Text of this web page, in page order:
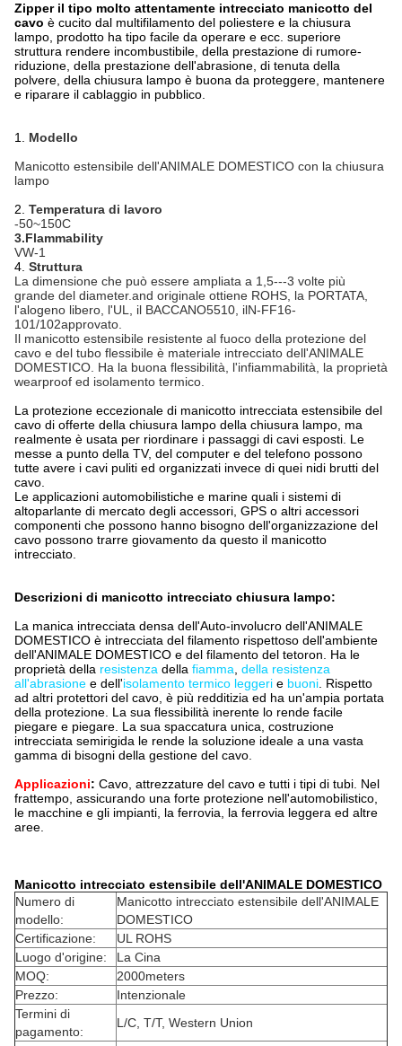
Zipper il tipo molto attentamente intrecciato manicotto del
cavo è cucito dal multifilamento del poliestere e la chiusura
lampo, prodotto ha tipo facile da operare e ecc. superiore
struttura rendere incombustibile, della prestazione di rumore-
riduzione, della prestazione dell'abrasione, di tenuta della
polvere, della chiusura lampo è buona da proteggere, mantenere
e riparare il cablaggio in pubblico.
1. Modello
Manicotto estensibile dell'ANIMALE DOMESTICO con la chiusura
lampo
2. Temperatura di lavoro
-50~150C
3.Flammability
VW-1
4. Struttura
La dimensione che può essere ampliata a 1,5---3 volte più
grande del diameter.and originale ottiene ROHS, la PORTATA,
l'alogeno libero, l'UL, il BACCANO5510, ilN-FF16-
101/102approvato.
Il manicotto estensibile resistente al fuoco della protezione del
cavo e del tubo flessibile è materiale intrecciato dell'ANIMALE
DOMESTICO. Ha la buona flessibilità, l'infiammabilità, la proprietà
wearproof ed isolamento termico.
La protezione eccezionale di manicotto intrecciata estensibile del
cavo di offerte della chiusura lampo della chiusura lampo, ma
realmente è usata per riordinare i passaggi di cavi esposti. Le
messe a punto della TV, del computer e del telefono possono
tutte avere i cavi puliti ed organizzati invece di quei nidi brutti del
cavo.
Le applicazioni automobilistiche e marine quali i sistemi di
altoparlante di mercato degli accessori, GPS o altri accessori
componenti che possono hanno bisogno dell'organizzazione del
cavo possono trarre giovamento da questo il manicotto
intrecciato.
Descrizioni di manicotto intrecciato chiusura lampo:
La manica intrecciata densa dell'Auto-involucro dell'ANIMALE
DOMESTICO è intrecciata del filamento rispettoso dell'ambiente
dell'ANIMALE DOMESTICO e del filamento del tetoron. Ha le
proprietà della resistenza della fiamma della resistenza
all'abrasione e dell'isolamento termico leggeri e buoni . Rispetto
ad altri protettori del cavo, è più redditizia ed ha un'ampia portata
della protezione. La sua flessibilità inerente lo rende facile
piegare e piegare. La sua spaccatura unica, costruzione
intrecciata semirigida le rende la soluzione ideale a una vasta
gamma di bisogni della gestione del cavo
Applicazioni: Cavo, attrezzature del cavo e tutti i tipi di tubi. Nel
frattempo, assicurando una forte protezione nell'automobilistico,
le macchine e gli impianti, la ferrovia, la ferrovia leggera ed altre
aree.
Manicotto intrecciato estensibile dell'ANIMALE DOMESTICO
Numero di
modello:
Manicotto intrecciato estensibile dell'ANIMALE
DOMESTICO
Certificazione:
UL ROHS
Luogo d'origine:
La Cina
MOQ:
2000meters
Prezzo:
Intenzionale
Termini di
pagamento:
L/C, T/T, Western Union